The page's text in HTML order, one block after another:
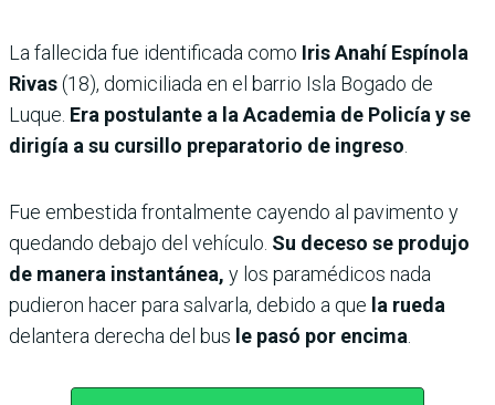
La fallecida fue identificada como Iris Anahí Espínola
Rivas(18), domiciliada en el barrio Isla Bogado de
Luque. Era postulante a la Academia de Policía y se
dirigía a su cursillo preparatorio de ingreso.
Fue embestida frontalmente cayendo al pavimento y
quedando debajo del vehículo. Su deceso se produjo
de manera instantánea, y los paramédicos nada
pudieron hacer para salvarla, debido a que la rueda
delantera derecha del bus le pasó por encima.